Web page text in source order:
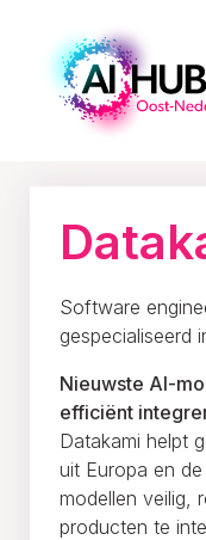
Home
Software
gespecialiseerd
Nieuwste AI-
efficiënt
Datakami helpt
uit Europa en
modellen veilig,
producten te